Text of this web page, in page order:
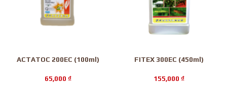
ACTATOC 200EC (100ml)
65,000 ₫
FITEX 300EC (450ml)
155,000 ₫